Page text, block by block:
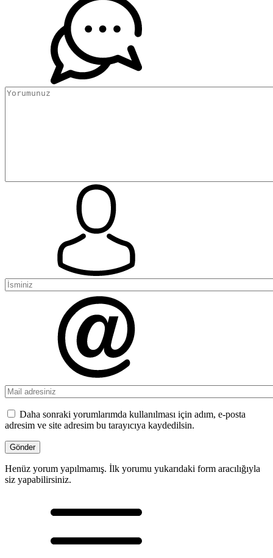
Daha sonraki yorumlarımda kullanılması için adım, e-posta
adresim ve site adresim bu tarayıcıya kaydedilsin.
Henüz yorum yapılmamış. İlk yorumu yukarıdaki form aracılığıyla
siz yapabilirsiniz.